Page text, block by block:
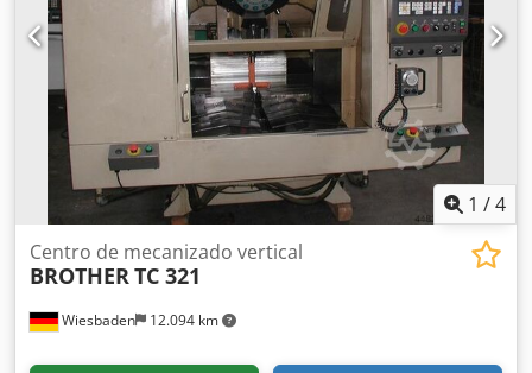
1 /4
Wiesbaden 12.094 km
Centro de mecanizado vertical
BROTHERTC 321